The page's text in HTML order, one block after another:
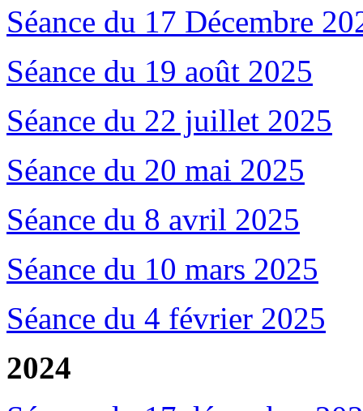
Séance du 17 Décembre
Séance du 19 août 2025
Séance du 22 juillet 2025
Séance du 20 mai 2025
Séance du 8 avril 2025
Séance du 10 mars 2025
Séance du 4 février 2025
2024